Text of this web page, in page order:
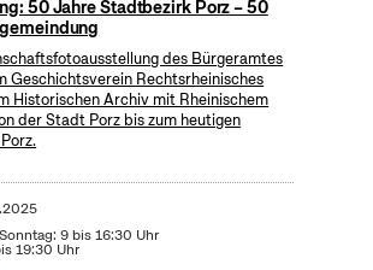
50 Jahre Stadtbezirk Porz – 50
des Bürgeramtes
Geschichtsverein Rechtsrheinisches
Historischen Archiv mit Rheinischem
der Stadt Porz bis zum heutigen
9 bis 16:30 Uhr
19:30 Uhr